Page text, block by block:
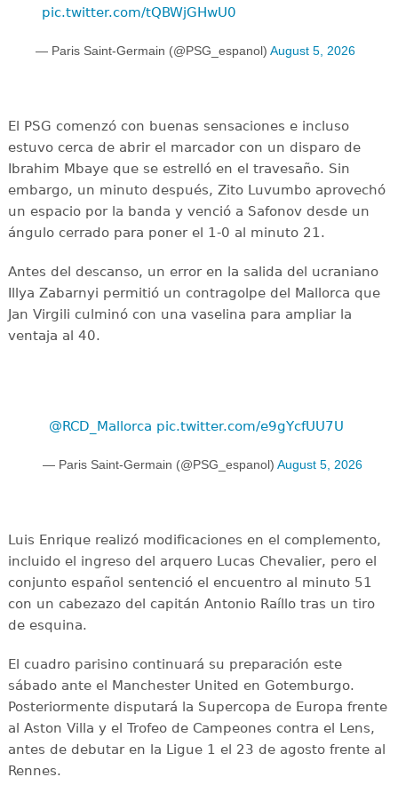
pic.twitter.com/tQBWjGHwU0
— Paris Saint-Germain (@PSG_espanol) August 5, 2026
El PSG comenzó con buenas sensaciones e incluso
estuvo cerca de abrir el marcador con un disparo de
Ibrahim Mbaye que se estrelló en el travesaño. Sin
embargo, un minuto después, Zito Luvumbo aprovechó
un espacio por la banda y venció a Safonov desde un
ángulo cerrado para poner el 1-0 al minuto 21.
Antes del descanso, un error en la salida del ucraniano
Illya Zabarnyi permitió un contragolpe del Mallorca que
Jan Virgili culminó con una vaselina para ampliar la
ventaja al 40.
@RCD_Mallorca pic.twitter.com/e9gYcfUU7U
— Paris Saint-Germain (@PSG_espanol) August 5, 2026
Luis Enrique realizó modificaciones en el complemento,
incluido el ingreso del arquero Lucas Chevalier, pero el
conjunto español sentenció el encuentro al minuto 51
con un cabezazo del capitán Antonio Raíllo tras un tiro
de esquina.
El cuadro parisino continuará su preparación este
sábado ante el Manchester United en Gotemburgo.
Posteriormente disputará la Supercopa de Europa frente
al Aston Villa y el Trofeo de Campeones contra el Lens,
antes de debutar en la Ligue 1 el 23 de agosto frente al
Rennes.